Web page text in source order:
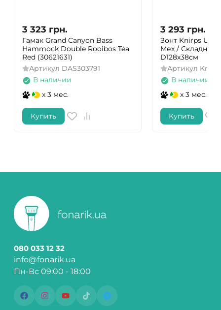
3 323 грн.
Гамак Grand Canyon Bass
Hammock Double Rooibos Tea
Red (30621631)
Артикул DAS303791
В наличии
x 3 мес.
Купить
3 293 грн.
Зонт Knirps
Мех / Складной
D128x38см
Артикул Kn95
В наличии
x 3 мес.
Купить
080 033 12 32
info@fonarik.ua
Пн-Вс 09:00 - 18:00